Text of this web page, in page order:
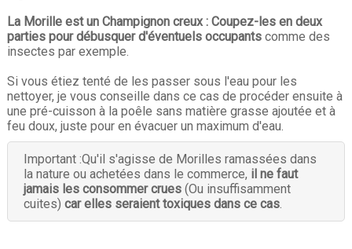
La Morille est un Champignon creux : Coupez-les en deux
parties pour débusquer d'éventuels occupantscomme des
insectes par exemple.
Si vous étiez tenté de les passer sous l'eau pour les
nettoyer, je vous conseille dans ce cas de procéder ensuite à
une pré-cuisson à la poêle sans matière grasse ajoutée et à
feu doux, juste pour en évacuer un maximum d'eau.
Important :Qu'il s'agisse de Morilles ramassées dans
la nature ou achetées dans le commerce, il ne faut
jamais les consommer crues(Ou insuffisamment
cuites) car elles seraient toxiques dans ce cas.